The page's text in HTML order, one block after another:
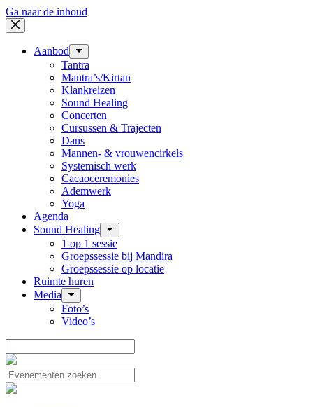
Ga naar de inhoud
Aanbod
Tantra
Mantra’s/Kirtan
Klankreizen
Sound Healing
Concerten
Cursussen & Trajecten
Dans
Mannen- & vrouwencirkels
Systemisch werk
Cacaoceremonies
Ademwerk
Yoga
Agenda
Sound Healing
1 op 1 sessie
Groepssessie bij Mandira
Groepssessie op locatie
Ruimte huren
Media
Foto’s
Video’s